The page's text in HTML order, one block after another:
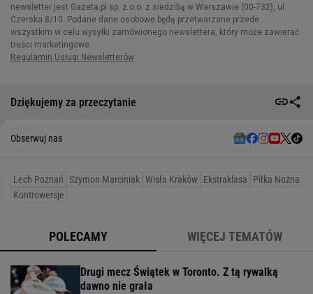
Dziękujemy za przeczytanie
Obserwuj nas
Lech Poznań Szymon Marciniak Wisła Kraków Ekstraklasa
Piłka Nożna
Kontrowersje
POLECAMY WIĘCEJ TEMATÓW
Drugi mecz Świątek w Toronto. Z tą rywalką
dawno nie grała